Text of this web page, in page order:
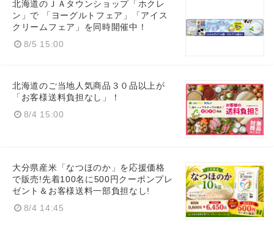
北海道のＪＡタウンショップ「ホクレ
ン」で 「ヨーグルトフェア」「アイス
クリームフェア」を同時開催中！
8/5 15:00
北海道のご当地人気商品３０品以上が
「お客様送料負担なし」！
8/4 15:00
大分県産米「なつほのか」を応援価格
で販売!先着100名に500円クーポンプレ
ゼント＆お客様送料一部負担なし!
8/4 14:45